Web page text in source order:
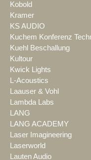
Kobold
Kramer
KS AUDIO
Kuchem Konferenz
Kuehl Beschallung
Kultour
Kwick Lights
L-Acoustics
Laauser & Vohl
Lambda Labs
LANG
LANG ACADEMY
Laser Imagineering
Laserworld
Lauten Audio